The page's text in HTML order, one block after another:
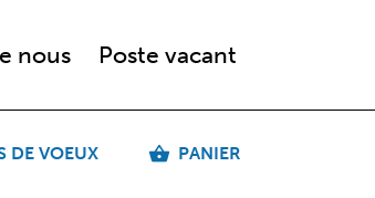
nous Poste vacant
DE VOEUX PANIER